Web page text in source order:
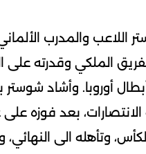
اللاعب والمدرب
الملكي وقدرته
أوروبا. وأشاد شوستر
الانتصارات، بعد فوزه
وتأهله الى